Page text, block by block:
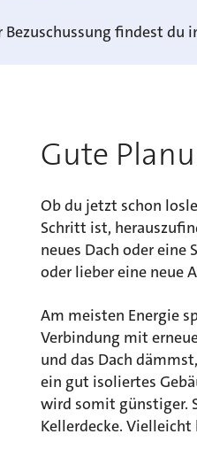
findest du
Gute
Ob du jetzt schon
Schritt ist,
neues Dach oder eine
oder lieber eine neue
Am meisten Energie
Verbindung mit
und das Dach
ein gut isoliertes
wird somit günstiger.
Kellerdecke.